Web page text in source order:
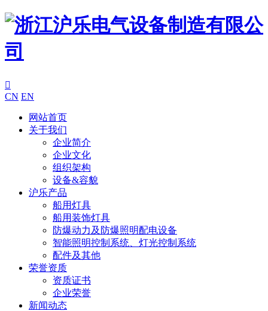

CN EN
网站首页
关于我们
企业简介
企业文化
组织架构
设备&容貌
沪乐产品
船用灯具
船用装饰灯具
防爆动力及防爆照明配电设备
智能照明控制系统、灯光控制系统
配件及其他
荣誉资质
资质证书
企业荣誉
新闻动态